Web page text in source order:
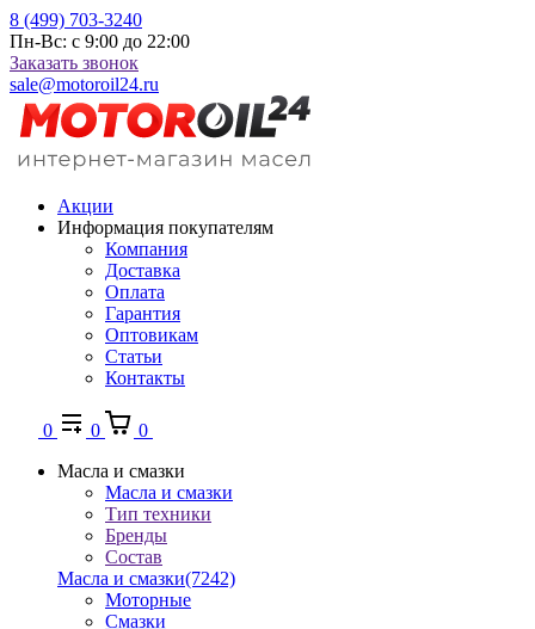
8 (499) 703-3240
Пн-Вс: с 9:00 до 22:00
Заказать звонок
sale@motoroil24.ru
Акции
Информация покупателям
Компания
Доставка
Оплата
Гарантия
Оптовикам
Статьи
Контакты
0 0
0
Масла и смазки
Масла и смазки
Тип техники
Бренды
Состав
Масла и смазки(7242)
Моторные
Смазки